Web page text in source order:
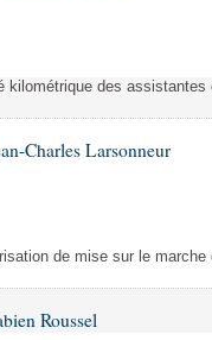
kilométrique des
Charles Larsonneur
de mise sur le
Roussel